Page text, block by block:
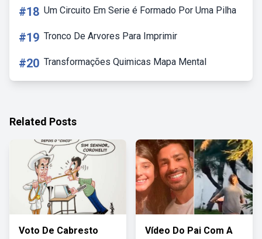
#18 Um Circuito Em Serie é Formado Por Uma Pilha
#19 Tronco De Arvores Para Imprimir
#20 Transformações Quimicas Mapa Mental
Related Posts
Voto De Cabresto Vídeo Do Pai Com A